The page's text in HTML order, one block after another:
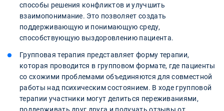
способы решения конфликтов и улучшить
взаимопонимание. Это позволяет создать
поддерживающую и понимающую среду,
способствующую выздоровлению пациента.
Групповая терапия представляет форму терапии,
которая проводится в групповом формате, где пациенты
со схожими проблемами объединяются для совместной
работы над психическим состоянием. В ходе групповой
терапии участники могут делиться переживаниями,